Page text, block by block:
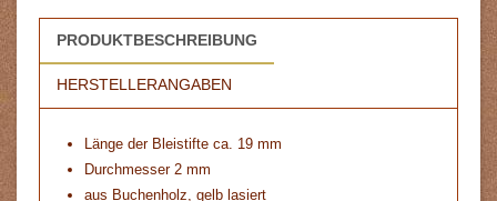
PRODUKTBESCHREIBUNG
HERSTELLERANGABEN
Länge der Bleistifte ca. 19 mm
Durchmesser 2 mm
aus Buchenholz, gelb lasiert